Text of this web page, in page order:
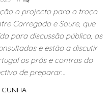
o projecto para o troço
Carregado e Soure, que
para discussão pública, as
e estão a discutir
os prós e contras do
de preparar…